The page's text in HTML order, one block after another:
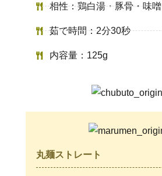
相性：鶏白湯・豚骨・味噌
茹で時間：2分30秒
内容量：125g
丸麺ストレート